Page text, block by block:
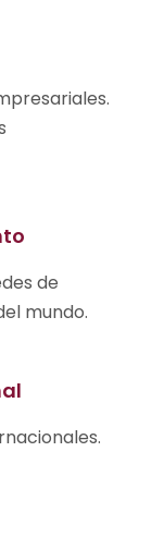
de
mundo.